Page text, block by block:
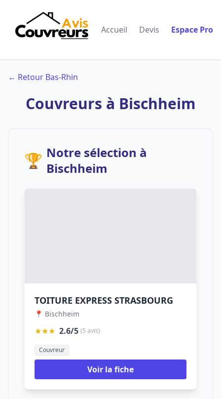
Accueil Devis Espace Pro
← Retour Bas-Rhin
Couvreurs à Bischheim
🏆 Notre sélection à
Bischheim
TOITURE EXPRESS STRASBOURG
📍 Bischheim
★★★ 2.6/5 (5 avis)
Couvreur
Voir la fiche